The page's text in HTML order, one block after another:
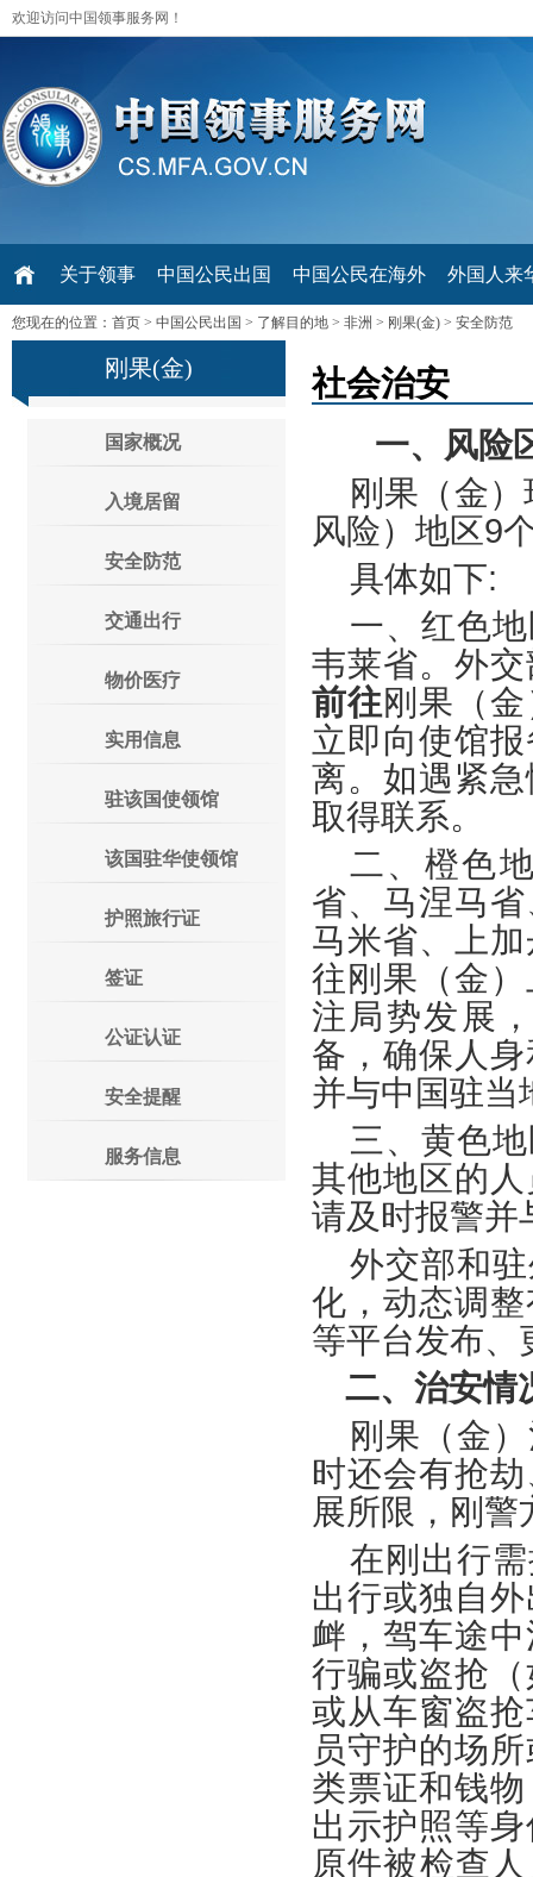
欢迎访问中国领事服务网！
关于领事 中国公民出国 中国公民在海外 外国人来
您现在的位置： 首页 > 中国公民出国 > 了解目的地 > 非洲 > 刚果(金) > 安全防范
刚果(金)
国家概况
入境居留
安全防范
交通出行
物价医疗
实用信息
驻该国使领馆
该国驻华使领馆
护照旅行证
签证
公证认证
安全提醒
服务信息
社会治安
一、风险
刚果（金
风险）地区9
具体如下:
一、红色
韦莱省。外
前往刚果（
立即向使馆
离。如遇紧
取得联系。
二、橙色
省、马涅马
马米省、上
往刚果（金
注局势发展
备，确保人
并与中国驻当
三、黄色
其他地区的
请及时报警并
外交部和
化，动态调
等平台发布、
二、 治安情
刚果（金
时还会有抢
展所限，刚警
在刚出行
出行或独自
衅，驾车途
行骗或盗抢
或从车窗盗
员守护的场
类票证和钱
出示护照等
原件被检查